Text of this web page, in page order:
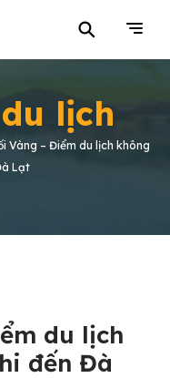
⚲
lịch
Vàng – Điểm du lịch không
Lạt
du lịch
đến Đà